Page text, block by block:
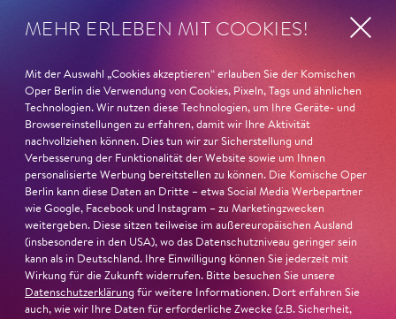
MEHR ERLEBEN MIT COOKIES!
Mit der Auswahl „Cookies akzeptieren“ erlauben Sie der Komischen
Oper Berlin die Verwendung von Cookies, Pixeln, Tags und ähnlichen
Technologien. Wir nutzen diese Technologien, um Ihre Geräte- und
Browsereinstellungen zu erfahren, damit wir Ihre Aktivität
nachvollziehen können. Dies tun wir zur Sicherstellung und
Verbesserung der Funktionalität der Website sowie um Ihnen
personalisierte Werbung bereitstellen zu können. Die Komische Oper
Berlin kann diese Daten an Dritte – etwa Social Media Werbepartner
wie Google, Facebook und Instagram – zu Marketingzwecken
weitergeben. Diese sitzen teilweise im außereuropäischen Ausland
(insbesondere in den USA), wo das Datenschutzniveau geringer sein
kann als in Deutschland. Ihre Einwilligung können Sie jederzeit mit
Wirkung für die Zukunft widerrufen. Bitte besuchen Sie unsere
Datenschutzerklärung für weitere Informationen. Dort erfahren Sie
auch, wie wir Ihre Daten für erforderliche Zwecke (z.B. Sicherheit,